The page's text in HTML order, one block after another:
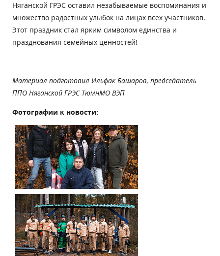
Няганской ГРЭС оставил незабываемые воспоминания и
множество радостных улыбок на лицах всех участников.
Этот праздник стал ярким символом единства и
празднования семейных ценностей!
Материал подготовил Ильфак Башаров, председатель
ППО Няганской ГРЭС ТюмнМО ВЭП
Фотографии к новости: